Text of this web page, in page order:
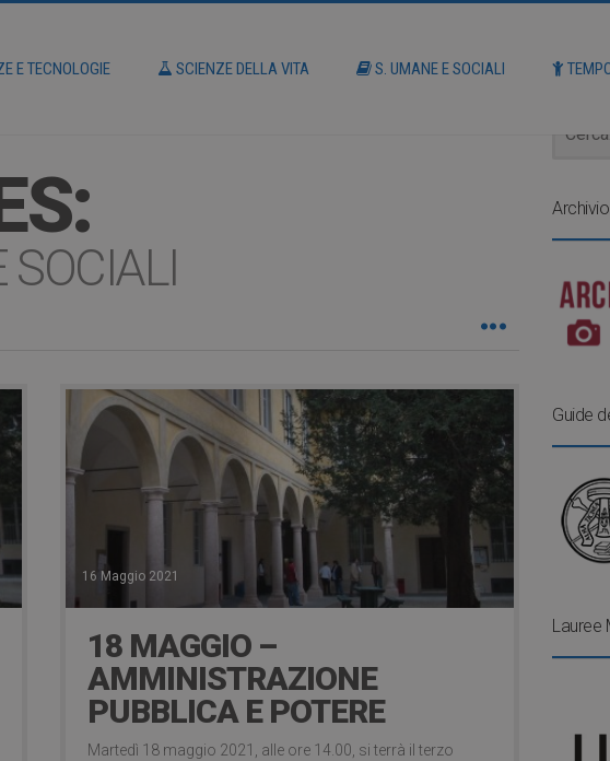
E TECNOLOGIE SCIENZE DELLA VITA S. UMANE E SOCIALI
SOCIALI
16 Maggio 2021
18 MAGGIO –
AMMINISTRAZIONE
PUBBLICA E POTERE
Martedì 18 maggio 2021, alle ore 14.00, si terrà il terzo
Guide
Lauree